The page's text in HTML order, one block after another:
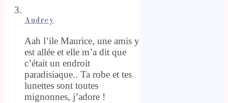
Audrey
Aah l’ile Maurice, une amis y
est allée et elle m’a dit que
c’était un endroit
paradisiaque.. Ta robe et tes
lunettes sont toutes
mignonnes, j’adore !